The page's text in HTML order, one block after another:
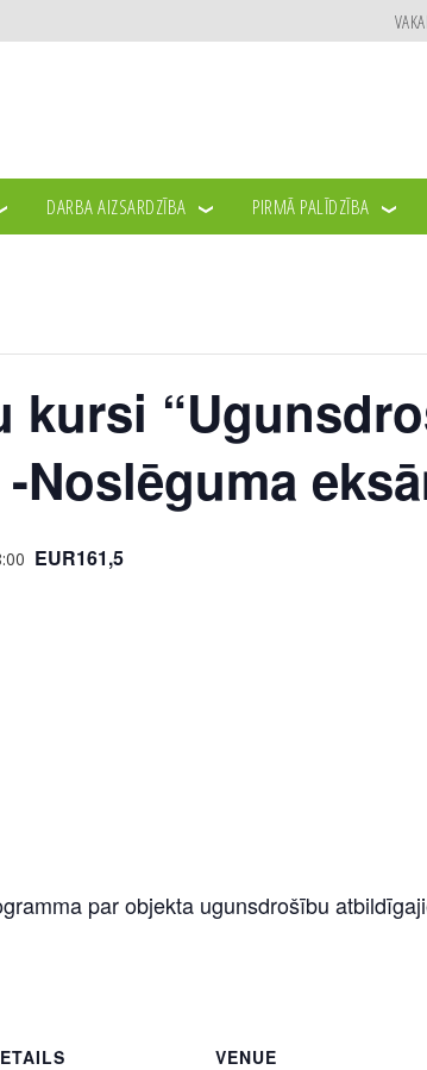
DARBA AIZSARDZĪBA PIRMĀ PALĪDZĪBA
kursi
Noslēguma
EUR161,5
par objekta ugunsdrošību
VENUE